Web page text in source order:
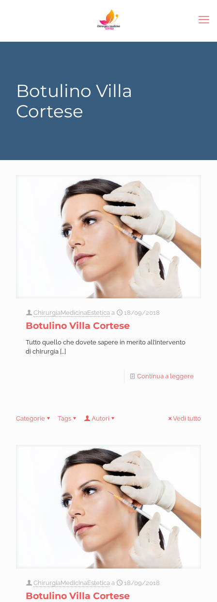
Botulino Villa
Cortese
ChirurgiaMedicinaEstetica a 18/09/2018
Botulino Villa Cortese
Tutto quello che dovete sapere in merito all’intervento
di chirurgia […]
Continua a leggere
Categorie Tags Autori Vedi tutto
ChirurgiaMedicinaEstetica a 18/09/2018
Botulino Villa Cortese